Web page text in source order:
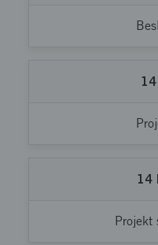
14
14
Projekt